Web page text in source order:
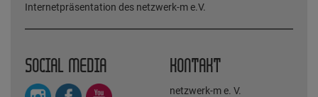
Internetpräsentation des netzwerk-m e.V.
SOCIAL MEDIA KONTAKT
netzwerk-m e. V.